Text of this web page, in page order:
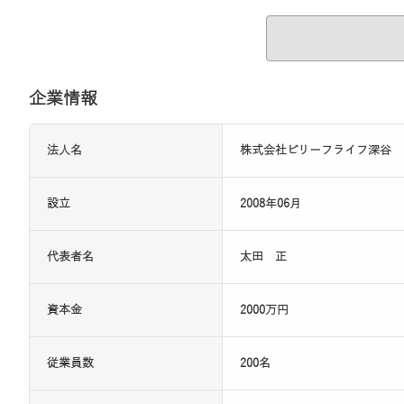
企業情報
法人名 株式会社ビリーフライフ深谷
設立 2008年06月
代表者名 太田 正
資本金 2000万円
従業員数 200名